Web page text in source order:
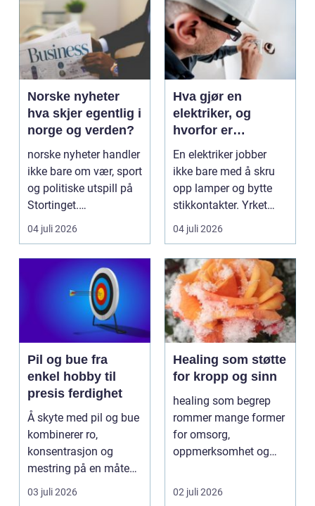
Norske nyheter
hva skjer egentlig i
norge og verden?
norske nyheter handler
ikke bare om vær, sport
og politiske utspill på
Stortinget.
Nyhetsbildet form...
04 juli 2026
Hva gjør en
elektriker, og
hvorfor er
fagkunnskap så
viktig?
En elektriker jobber
ikke bare med å skru
opp lamper og bytte
stikkontakter. Yrket
handler om sikker...
04 juli 2026
Pil og bue fra
enkel hobby til
presis ferdighet
Å skyte med pil og bue
kombinerer ro,
konsentrasjon og
mestring på en måte
få andre aktiviteter
gjør...
03 juli 2026
Healing som støtte
for kropp og sinn
healing som begrep
rommer mange former
for omsorg,
oppmerksomhet og
som mål å s...
02 juli 2026